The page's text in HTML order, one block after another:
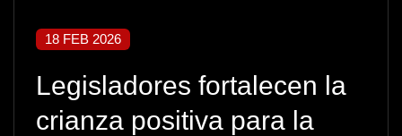
18 FEB 2026
Legisladores fortalecen la
crianza positiva para la